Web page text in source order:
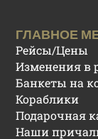
ГЛАВНОЕ
Рейсы/Цены
Изменения в
Банкеты на
Кораблики
Подарочная
Наши